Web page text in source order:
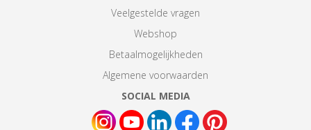
Veelgestelde vragen
Webshop
Betaalmogelijkheden
Algemene voorwaarden
SOCIAL MEDIA